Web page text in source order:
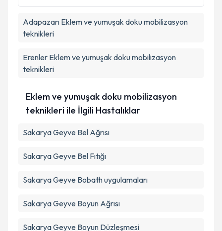
Adapazarı Eklem ve yumuşak doku mobilizasyon
teknikleri
Erenler Eklem ve yumuşak doku mobilizasyon
teknikleri
Eklem ve yumuşak doku mobilizasyon
teknikleri ile İlgili Hastalıklar
Sakarya Geyve Bel Ağrısı
Sakarya Geyve Bel Fıtığı
Sakarya Geyve Bobath uygulamaları
Sakarya Geyve Boyun Ağrısı
Sakarya Geyve Boyun Düzleşmesi